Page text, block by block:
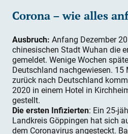
Corona – wie alles
Ausbruch: Anfang Dezember
chinesischen Stadt Wuhan die
gemeldet. Wenige Wochen
Deutschland nachgewiesen. 15
zurück nach Deutschland
2020 in einem Hotel in
gestellt.
Die ersten Infizierten: Ein 25-
Landkreis Göppingen hat sich
dem Coronavirus angesteckt.